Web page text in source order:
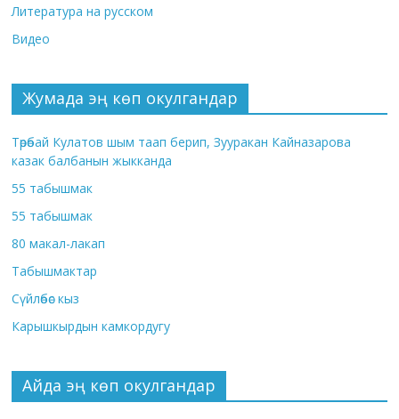
Литература на русском
Видео
Жумада эң көп окулгандар
Төрөбай Кулатов шым таап берип, Зууракан Кайназарова
казак балбанын жыкканда
55 табышмак
55 табышмак
80 макал-лакап
Табышмактар
Сүйлөбөс кыз
Карышкырдын камкордугу
Айда эң көп окулгандар